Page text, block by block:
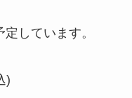
しています。
)